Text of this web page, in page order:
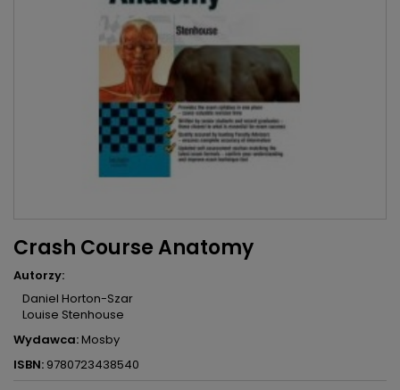
Crash Course Anatomy
Autorzy:
Daniel Horton-Szar
Louise Stenhouse
Wydawca:Mosby
ISBN: 9780723438540